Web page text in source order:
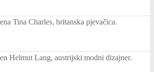
Tina Charles, britanska pjevačica.
Helmut Lang, austrijski modni dizajner.